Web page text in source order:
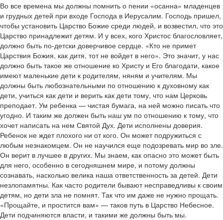
Во все времена мы должны помнить о пении «осанна» младенцев
и грудных детей при входе Господа в Иерусалим. Господь пришел,
чтобы установить Царство Божие среди людей, и возвестил, что это
Царство принадлежит детям. И у всех, кого Христос благословляет,
должно быть по-детски доверчивое сердце. «Кто не примет
Царствия Божия, как дитя, тот не войдет в него». Это значит, у нас
должно быть такое же отношение ко Христу и Его благодати, какое
имеют маленькие дети к родителям, няням и учителям. Мы
должны быть любознательными по отношению к духовному как
дети, учиться как дети и верить как дети тому, что нам Церковь
преподает. Ум ребенка — чистая бумага, на ней можно писать что
угодно. И таким же должен быть наш ум по отношению к тому, что
хочет написать на нем Святой Дух. Дети исполнены доверия.
Ребенок не ждет плохого ни от кого. Он может подружиться с
любым незнакомцем. Он не научился еще подозревать мир во зле.
Он верит в лучшее в других. Мы знаем, как опасно это может быть
для него, особенно в сегодняшнем мире, и потому должны
сознавать, насколько велика наша ответственность за детей. Дети
незлопамятны. Как часто родители бывают несправедливы к своим
детям, но дети зла не помнят. Так что им даже не нужно прощать.
«Прощайте, и простится вам» — таков путь в Царство Небесное.
Дети подчиняются власти, и такими же должны быть мы.